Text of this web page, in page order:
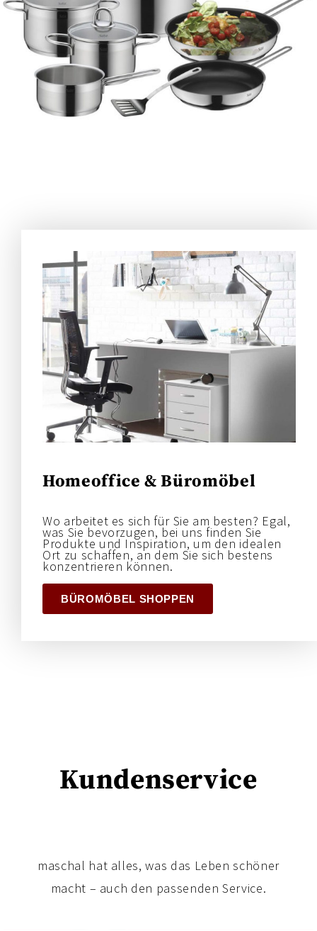
Homeoffice & Büromöbel
Wo arbeitet es sich für Sie am besten? Egal,
was Sie bevorzugen, bei uns finden Sie
Produkte und Inspiration, um den idealen
Ort zu schaffen, an dem Sie sich bestens
konzentrieren können.
BÜROMÖBEL SHOPPEN
Kundenservice
maschal hat alles, was das Leben schöner
macht – auch den passenden Service.